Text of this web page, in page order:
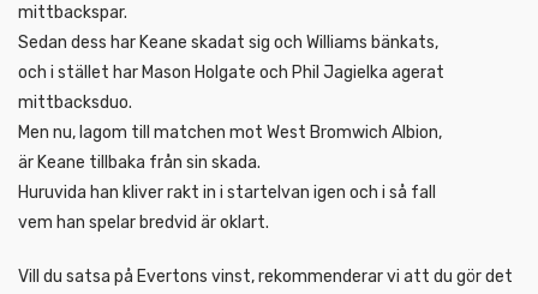
mittbackspar.
Sedan dess har Keane skadat sig och Williams bänkats,
och i stället har Mason Holgate och Phil Jagielka agerat
mittbacksduo.
Men nu, lagom till matchen mot West Bromwich Albion,
är Keane tillbaka från sin skada.
Huruvida han kliver rakt in i startelvan igen och i så fall
vem han spelar bredvid är oklart.
Vill du satsa på Evertons vinst, rekommenderar vi att du gör det